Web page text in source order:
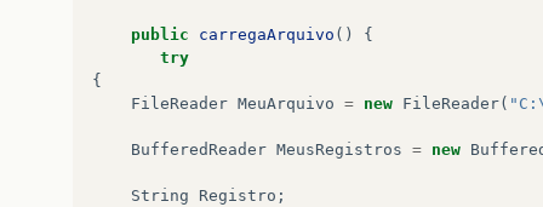
public carregaArquivo ()
{
try
{
FileReader MeuArquivo = new FileReader(
BufferedReader MeusRegistros = new
String Registro ;